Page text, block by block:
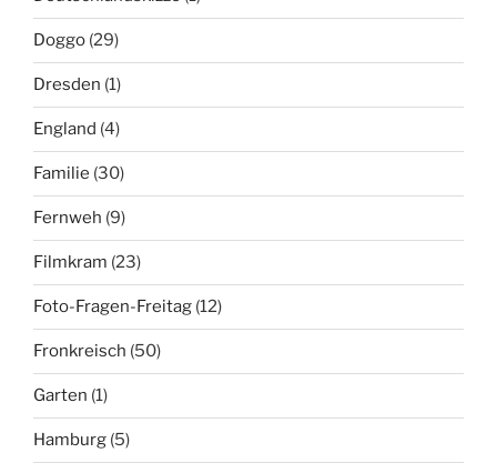
Doggo (29)
Dresden (1)
England (4)
Familie (30)
Fernweh (9)
Filmkram (23)
Foto-Fragen-Freitag (12)
Fronkreisch (50)
Garten (1)
Hamburg (5)